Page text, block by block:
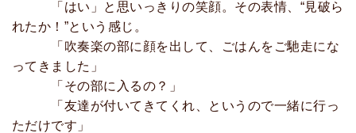
「はい」と思いっきりの笑顔。その表情、“見破ら
れたか！”という感じ。
「吹奏楽の部に顔を出して、ごはんをご馳走にな
ってきました」
「その部に入るの？」
「友達が付いてきてくれ、というので一緒に行っ
ただけです」